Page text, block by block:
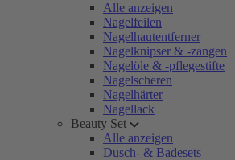
Alle anzeigen
Nagelfeilen
Nagelhautentferner
Nagelknipser & -zangen
Nagelöle & -pflegestifte
Nagelscheren
Nagelhärter
Nagellack
Beauty Set
Alle anzeigen
Dusch- & Badesets